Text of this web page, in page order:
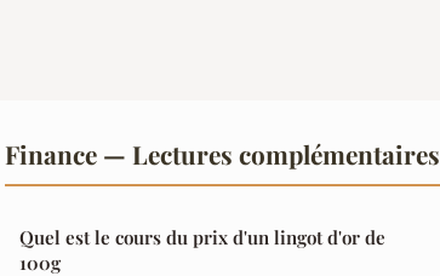
Finance — Lectures complémentaires
Quel est le cours du prix d'un lingot d'or de
100g